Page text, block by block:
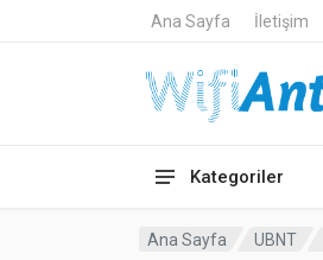
Ana Sayfa İletişim
Kategoriler
Ana Sayfa UBNT